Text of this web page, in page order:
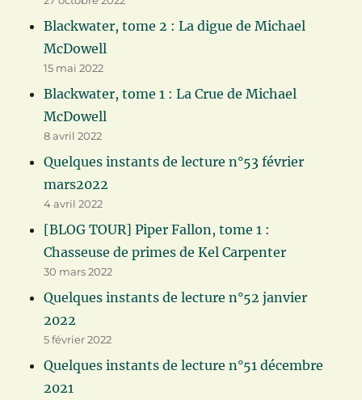
Blackwater, tome 2 : La digue de Michael
McDowell
15 mai 2022
Blackwater, tome 1 : La Crue de Michael
McDowell
8 avril 2022
Quelques instants de lecture n°53 février
mars2022
4 avril 2022
[BLOG TOUR] Piper Fallon, tome 1 :
Chasseuse de primes de Kel Carpenter
30 mars 2022
Quelques instants de lecture n°52 janvier
2022
5 février 2022
Quelques instants de lecture n°51 décembre
2021